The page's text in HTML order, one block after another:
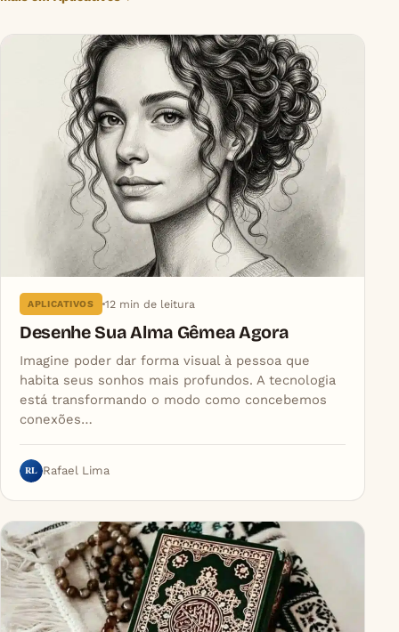
APLICATIVOS 12 min de leitura
Desenhe Sua Alma Gêmea Agora
Imagine poder dar forma visual à pessoa que
habita seus sonhos mais profundos. A tecnologia
está transformando o modo como concebemos
conexões…
RL Rafael Lima